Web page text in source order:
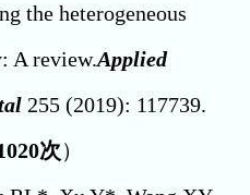
the heterogeneous
A review.Applied
255 (2019): 117739.
次）